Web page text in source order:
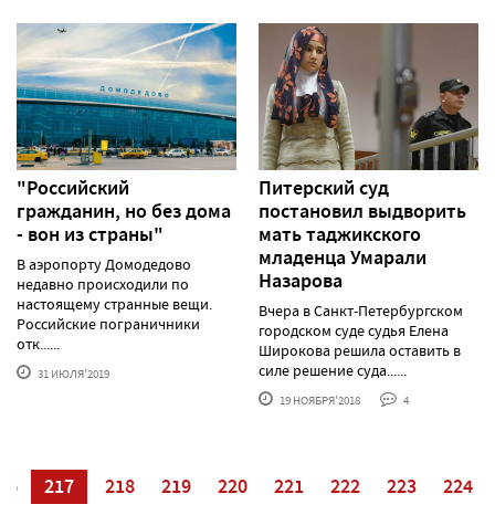
"Российский
гражданин, но без дома
- вон из страны"
В аэропорту Домодедово
недавно происходили по
настоящему странные вещи.
Российские пограничники
отк......
31 ИЮЛЯ'2019
Питерский суд
постановил выдворить
мать таджикского
младенца Умарали
Назарова
Вчера в Санкт-Петербургском
городском суде судья Елена
Широкова решила оставить в
силе решение суда......
19 НОЯБРЯ'2018 4
217 218 219 220 221 222 223 224